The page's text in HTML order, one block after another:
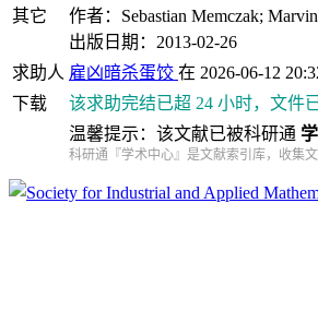
其它
作者：Sebastian Memczak;
出版日期：2013-02-26
求助人 雇凶暗杀蛋饺 在 2026-06-12
下载
该求助完结已超 24 小时，文件
温馨提示：该文献已被科研通
科研通『学术中心』是文献索引库，收集